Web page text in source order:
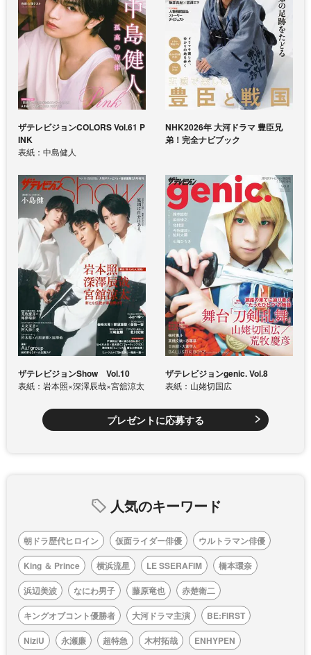
ザテレビジョンCOLORS Vol.61 P
INK
表紙：中島健人
NHK2026年 大河ドラマ 豊臣兄
弟！完全ナビブック
ザテレビジョンShow Vol.10
表紙：岩本照×深澤辰哉×宮舘涼太
ザテレビジョンgenic. Vol.8
表紙：山姥切国広
プレゼントに応募する
人気のキーワード
朝ドラ歴代ヒロイン 仮面ライダー俳優
ウルトラマン俳優
King ＆ Prince
横浜流星 LE SSERAFIM
橋本環奈
浜辺美波
なにわ男子 藤原竜也
赤楚衛二
キングオブコント優勝者
大河ドラマ主演
BE:FIRST
NiziU
永瀬廉 超特急 木村拓哉
ENHYPEN